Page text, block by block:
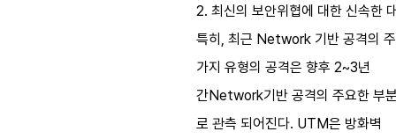
2. 최신의 보안위협에 대한 신속한
특히, 최근 Network 기반 공격의
가지 유형의 공격은 향후 2~3년
간Network기반 공격의 주요한 부
로 관측 되어진다. UTM은 방화벽